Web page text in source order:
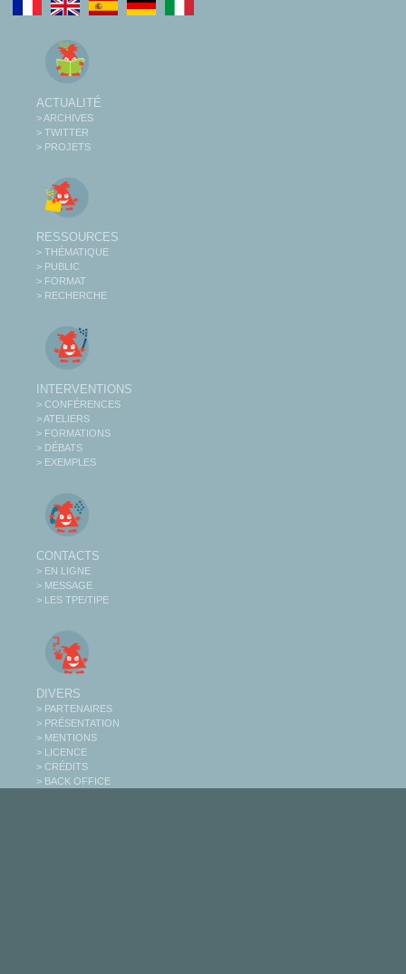
ACTUALITÉ
> ARCHIVES
> TWITTER
> PROJETS
RESSOURCES
> THÉMATIQUE
> PUBLIC
> FORMAT
> RECHERCHE
INTERVENTIONS
> CONFÉRENCES
> ATELIERS
> FORMATIONS
> DÉBATS
> EXEMPLES
CONTACTS
> EN LIGNE
> MESSAGE
> LES TPE/TIPE
DIVERS
> PARTENAIRES
> PRÉSENTATION
> MENTIONS
> LICENCE
> CRÉDITS
> BACK OFFICE